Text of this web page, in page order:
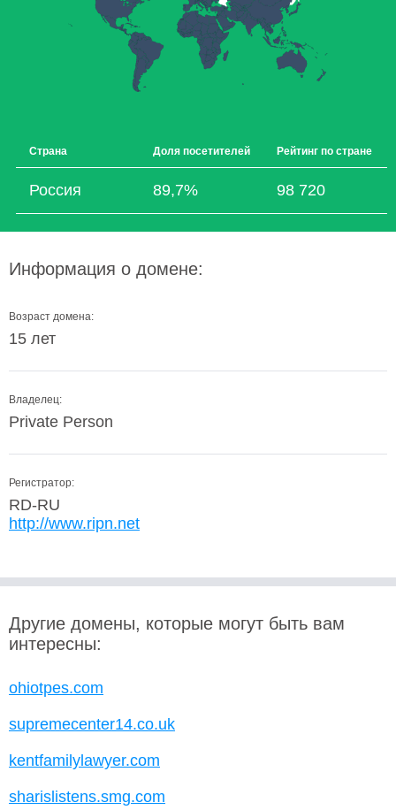
Страна Доля посетителей Рейтинг по стране
Россия 89,7% 98 720
Информация о домене:
Возраст домена:
15 лет
Владелец:
Private Person
Регистратор:
RD-RU
http://www.ripn.net
Другие домены, которые могут быть вам
интересны:
ohiotpes.com
supremecenter14.co.uk
kentfamilylawyer.com
sharislistens.smg.com